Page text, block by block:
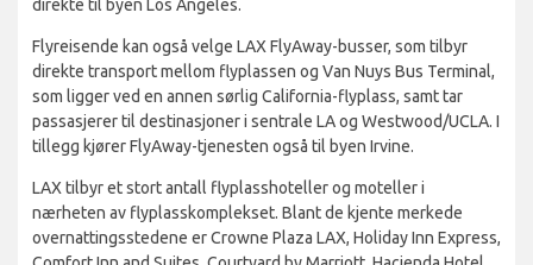
direkte til byen Los Angeles.
Flyreisende kan også velge LAX FlyAway-busser, som tilbyr
direkte transport mellom flyplassen og Van Nuys Bus Terminal,
som ligger ved en annen sørlig California-flyplass, samt tar
passasjerer til destinasjoner i sentrale LA og Westwood/UCLA. I
tillegg kjører FlyAway-tjenesten også til byen Irvine.
LAX tilbyr et stort antall flyplasshoteller og moteller i
nærheten av flyplasskomplekset. Blant de kjente merkede
overnattingsstedene er Crowne Plaza LAX, Holiday Inn Express,